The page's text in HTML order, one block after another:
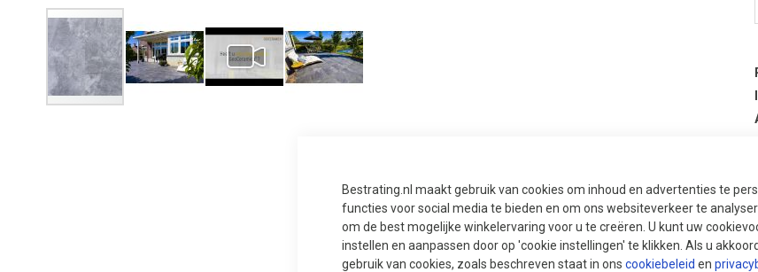
Bestrating.nl maakt gebruik van cookies om inhoud en advertenties te
functies voor social media te bieden en om ons websiteverkeer te
om de best mogelijke winkelervaring voor u te creëren. U kunt uw
instellen en aanpassen door op 'cookie instellingen' te klikken. Als u
gebruik van cookies, zoals beschreven staat in ons cookiebeleid en